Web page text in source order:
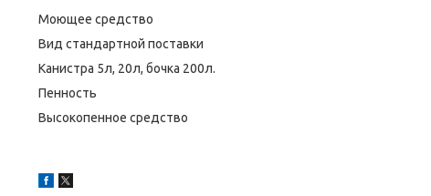
Моющее средство
Вид стандартной поставки
Канистра 5л, 20л, бочка 200л.
Пенность
Высокопенное средство